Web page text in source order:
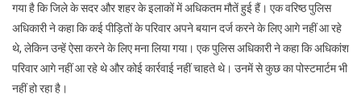
गया है कि जिले के सदर और शहर के इलाकों में अधिकतम मौतें हुई हैं। एक वरिष्ठ पुलिस
अधिकारी ने कहा कि कई पीड़ितों के परिवार अपने बयान दर्ज करने के लिए आगे नहीं आ रहे
थे, लेकिन उन्हें ऐसा करने के लिए मना लिया गया। एक पुलिस अधिकारी ने कहा कि अधिकांश
परिवार आगे नहीं आ रहे थे और कोई कार्रवाई नहीं चाहते थे। उनमें से कुछ का पोस्टमार्टम भी
नहीं हो रहा है।